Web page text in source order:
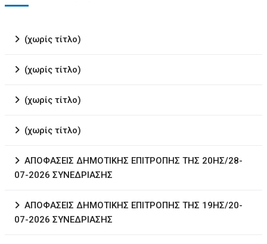
(χωρίς τίτλο)
(χωρίς τίτλο)
(χωρίς τίτλο)
(χωρίς τίτλο)
ΑΠΟΦΑΣΕΙΣ ΔΗΜΟΤΙΚΗΣ ΕΠΙΤΡΟΠΗΣ ΤΗΣ 20ΗΣ/28-
07-2026 ΣΥΝΕΔΡΙΑΣΗΣ
ΑΠΟΦΑΣΕΙΣ ΔΗΜΟΤΙΚΗΣ ΕΠΙΤΡΟΠΗΣ ΤΗΣ 19ΗΣ/20-
07-2026 ΣΥΝΕΔΡΙΑΣΗΣ